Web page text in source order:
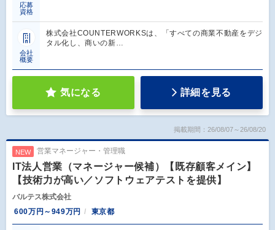
応募
資格
会社
概要
株式会社COUNTERWORKSは、「すべての商業不動産をデジ
タル化し、商いの新…
気になる 詳細を見る
掲載期間：26/08/07～26/08/20
NEW 営業マネージャー・管理職
IT法人営業（マネージャー候補）【既存顧客メイン】
【技術力が高い／ソフトウェアテストを提供】
バルテス株式会社
600万円～949万円
東京都